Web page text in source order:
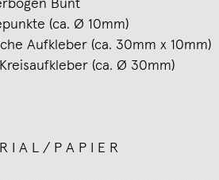
Bunt
(ca. Ø 10mm)
Aufkleber (ca. 30mm x 10mm)
(ca. Ø 30mm)
I A L / P A P I E R